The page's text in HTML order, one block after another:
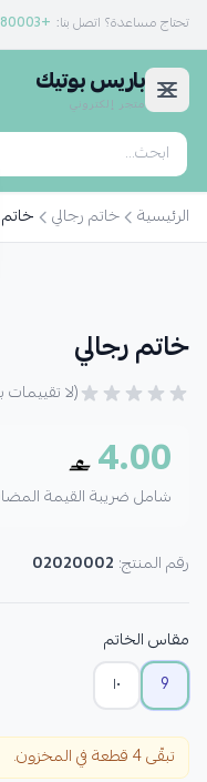
تحتاج مساعدة؟ اتصل بنا: +96894080003
باريس بوتيك
متجر إلكتروني
الرئيسية خاتم رجالي
خاتم رجالي
(لا تقييمات
4.00
شامل ضريبة القيمة
رقم المنتج: 02020002
مقاس الخاتم
9
١٠
تبقّى 4 قطعة في المخزون.